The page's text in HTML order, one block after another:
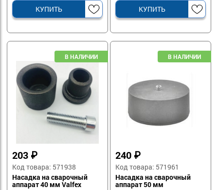
КУПИТЬ КУПИТЬ
203 ₽
Код товара: 571938
Насадка на сварочный
аппарат 40 мм Valfex
240 ₽
Код товара: 571961
Насадка на сварочный
аппарат 50 мм